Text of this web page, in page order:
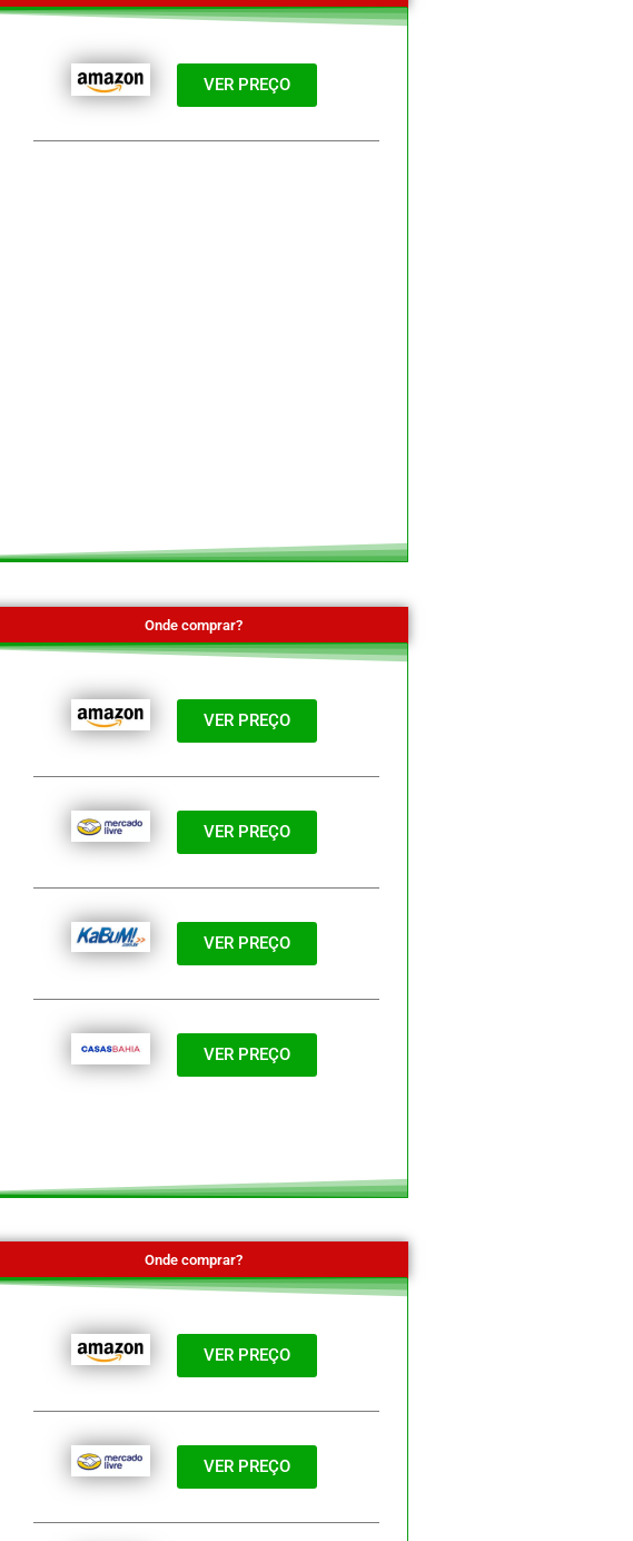
VER PREÇO
Onde comprar?
VER PREÇO
VER PREÇO
VER PREÇO
VER PREÇO
Onde comprar?
VER PREÇO
VER PREÇO